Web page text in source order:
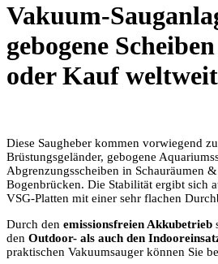
Vakuum-
gebogene
oder Kauf weltweit
Diese Saugheber kommen vorwiegend
Brüstungsgeländer, gebogene
Abgrenzungsscheiben in Schauräumen
Bogenbrücken. Die Stabilität ergibt sich
VSG-Platten mit einer sehr flachen
Durch den emissionsfreien Akkubetrieb
den Outdoor- als auch den
praktischen Vakuumsauger können Sie